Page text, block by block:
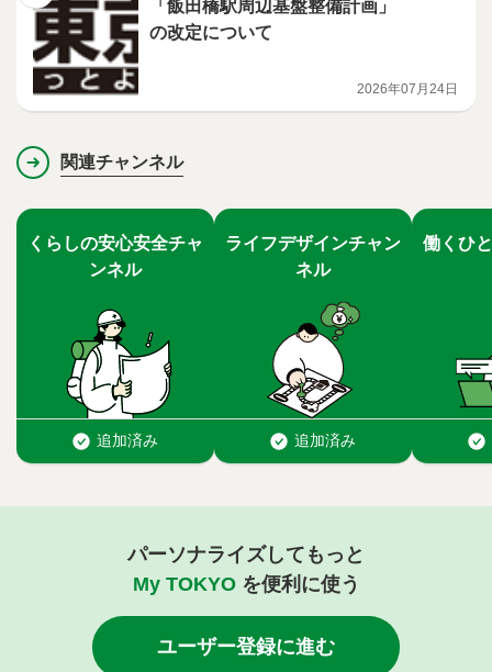
「飯田橋駅周辺基盤整備計画」
の改定について
2026年07月24日
関連チャンネル
パーソナライズしてもっと
My TOKYOを便利に使う
ユーザー登録に進む